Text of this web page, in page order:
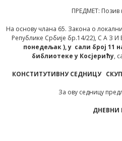
ПРЕДМЕТ: Позив
На основу члана 65. Закона о
Републике Србије бр.14/22), С А З И
понедељак),у сали број 11
библиотеке у Косјерићу,
КОНСТИТУТИВНУ СЕДНИЦУ
За ову седницу
ДНЕВНИ